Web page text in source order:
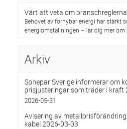
Värt att veta om branschreglerna
Behovet av förnybar energi har stärkt
energiomställningen – lär dig mer om
Arkiv
Sonepar Sverige informerar om
prisjusteringar som träder i kraft
2026-05-31
Avisering av
kabel 2026-03-03